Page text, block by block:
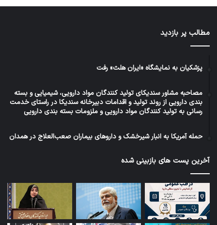
مطالب پر بازدید
پزشکیان به نمایشگاه «ایران هلث» رفت
مصاحبه مشاور سندیکای تولید کنندگان مواد دارویی، شیمیایی و بسته
بندی دارویی از روند تولید و اقدامات دبیرخانه سندیکا در راستای خدمت
رسانی به تولید کنندگان مواد دارویی و ملزومات بسته بندی دارویی
حمله آمریکا به انبار شیرخشک و داروهای بیماران صعب‌العلاج در همدان
آخرین پست های بازبینی شده